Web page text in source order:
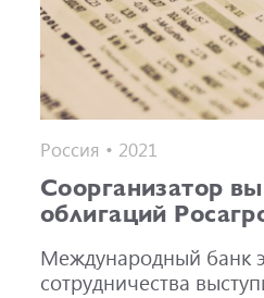
Россия • 2021
Cоорганизатор
облигаций
Международный банк
сотрудничества